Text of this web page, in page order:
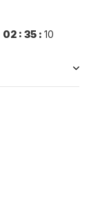
02 : 35 : 10